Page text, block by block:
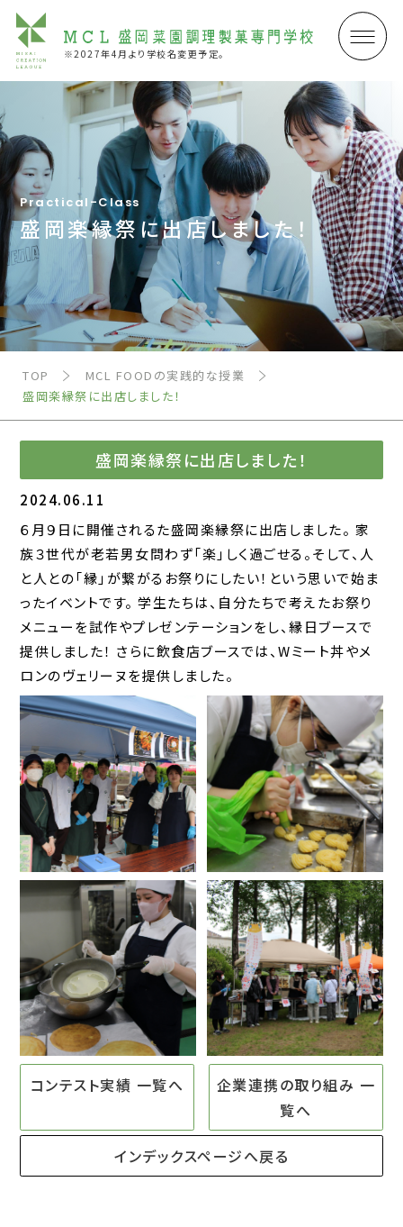
※2027年4月より学校名変更予定。
Practical-Class
盛岡楽縁祭に出店しました！
TOP
MCL FOODの実践的な授業
盛岡楽縁祭に出店しました！
盛岡楽縁祭に出店しました！
2024.06.11
６月９日に開催されるた盛岡楽縁祭に出店しました。 家
族３世代が老若男女問わず「楽」しく過ごせる。そして、人
と人との「縁」が繋がるお祭りにしたい！という思いで始ま
ったイベントです。 学生たちは、自分たちで考えたお祭り
メニューを試作やプレゼンテーションをし、縁日ブースで
提供しました！ さらに飲食店ブースでは、Wミート丼やメ
ロンのヴェリーヌを提供しました。
コンテスト実績 一覧へ
企業連携の取り組み 一
覧へ
インデックスページへ戻る